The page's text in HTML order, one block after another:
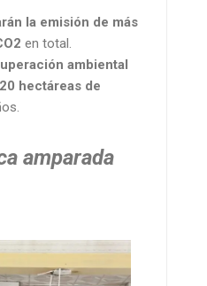
la emisión de más
en total.
ambiental
hectáreas de
amparada